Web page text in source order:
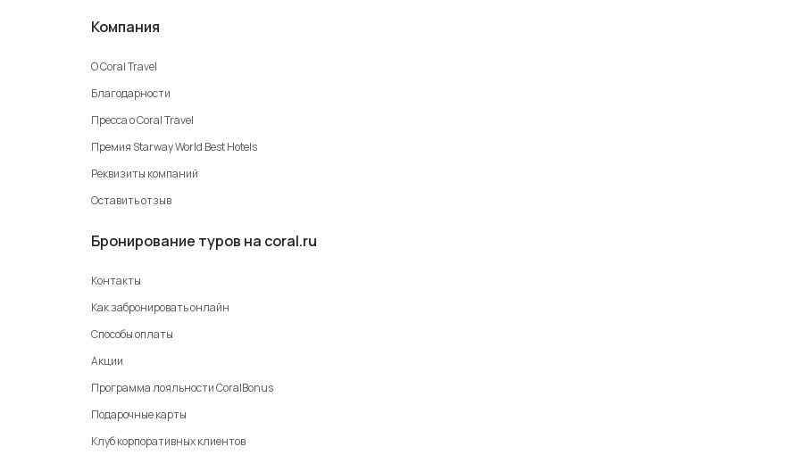
Компания
О Coral Travel
Благодарности
Пресса о Coral Travel
Премия Starway World Best Hotels
Реквизиты компаний
Оставить отзыв
Бронирование туров на coral.ru
Контакты
Как забронировать онлайн
Способы оплаты
Акции
Программа лояльности CoralBonus
Подарочные карты
Клуб корпоративных клиентов